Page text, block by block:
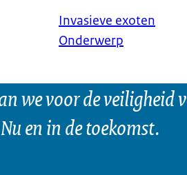
Invasieve exoten
Onderwerp
we voor de veiligheid
en in de toekomst.